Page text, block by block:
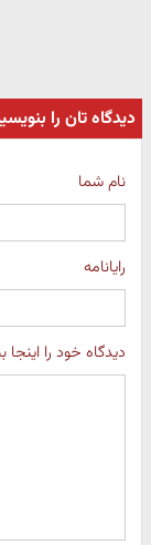
دیدگاه تان را
نام شما
رایانامه
دیدگاه خود را اینجا